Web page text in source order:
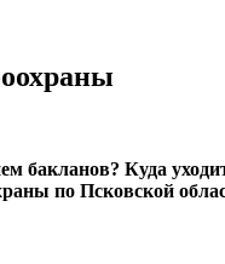
бакланов? Куда
по Псковской